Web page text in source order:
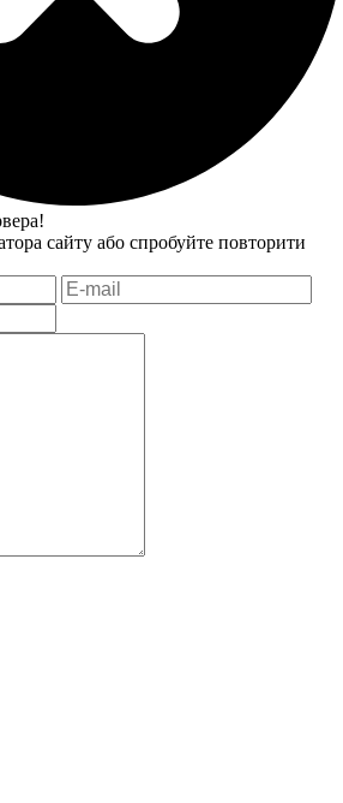
сайту або спробуйте повторити